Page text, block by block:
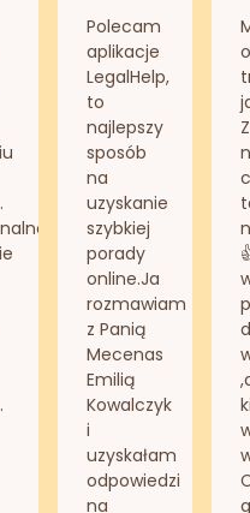
Polecam
aplikacje
LegalHelp,
to
najlepszy
sposób
na
uzyskanie
szybkiej
porady
online.Ja
rozmawiam
z Panią
Mecenas
Emilią
Kowalczyk
i
uzyskałam
odpowiedzi
na